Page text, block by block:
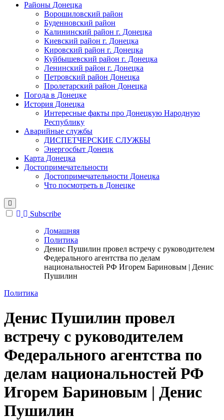
Районы Донецка
Ворошиловский район
Буденновский район
Калининский район г. Донецка
Киевский район г. Донецка
Кировский район г. Донецка
Куйбышевский район г. Донецка
Ленинский район г. Донецка
Петровский район Донецка
Пролетарский район Донецка
Погода в Донецке
История Донецка
Интересные факты про Донецкую Народную
Республику
Аварийные службы
ДИСПЕТЧЕРСКИЕ СЛУЖБЫ
Энергосбыт Донецк
Карта Донецка
Достопримечательности
Достопримечательности Донецка
Что посмотреть в Донецке
Subscribe
Домашняя
Политика
Денис Пушилин провел встречу с руководителем
Федерального агентства по делам
национальностей РФ Игорем Бариновым | Денис
Пушилин
Политика
Денис Пушилин провел
встречу с руководителем
Федерального агентства по
делам национальностей РФ
Игорем Бариновым | Денис
Пушилин